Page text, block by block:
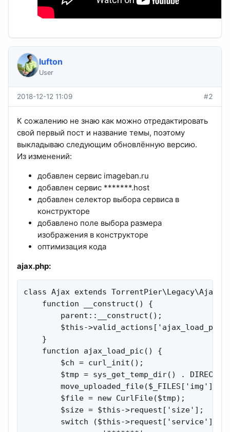
lufton
User
2018-12-12 11:09 #2
К сожалению не знаю как можно отредактировать
свой первый пост и название темы, поэтому
выкладываю следующим обновлённую версию.
Из изменений:
добавлен сервис imageban.ru
добавлен сервис *******.host
добавлен селектор выбора сервиса в
конструкторе
добавлено поле выбора размера
изображения в конструкторе
оптимизация кода
ajax.php:
class Ajax extends TorrentPier\Legacy\Ajax {
    function __construct() {
        parent::__construct();
$this-
    }
    function ajax_load_pic() {
        $ch = curl_init();
$tmp = sys_get_temp_dir() .
        $file = new CurlFile($tmp);
        $size = $this->request['size'];
        switch ($this->request['service']) {